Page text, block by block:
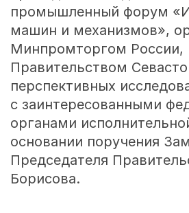
промышленный форум
машин и механизмов»,
Минпромторгом России,
Правительством
перспективных
с заинтересованными
органами
основании поручения
Председателя
Борисова.